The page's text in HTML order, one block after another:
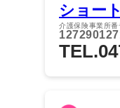
ショー
介護保険事業所番